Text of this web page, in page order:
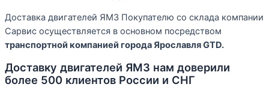
Доставка двигателей ЯМЗ Покупателю со склада компании
Сарвис осуществляется в основном посредством
транспортной компанией города Ярославля GTD.
Доставку двигателей ЯМЗ нам доверили
более 500 клиентов России и СНГ